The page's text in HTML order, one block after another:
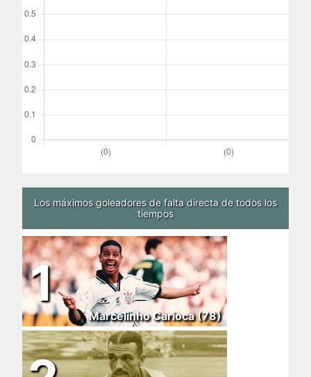
Los máximos goleadores de falta directa de todos los
tiempos
1
Marcelinho Carioca (78)